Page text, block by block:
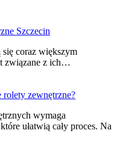
Szczecin
coraz większym
związane z ich…
rolety zewnętrzne?
wymaga
ułatwią cały proces. Na